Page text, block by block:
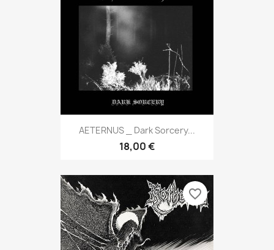
AETERNUS _ Dark Sorcery...
18,00 €
favorite_border